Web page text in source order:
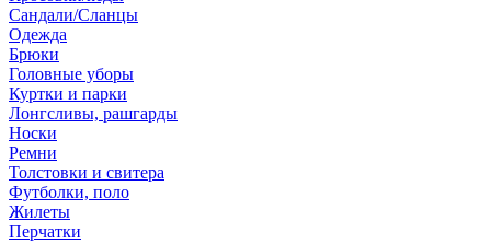
Сандали/Сланцы
Одежда
Брюки
Головные уборы
Куртки и парки
Лонгсливы, рашгарды
Носки
Ремни
Толстовки и свитера
Футболки, поло
Жилеты
Перчатки